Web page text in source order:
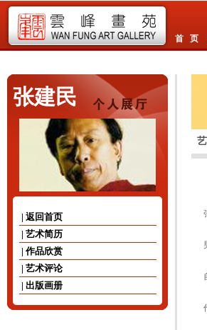
首 页
张建民
| 返回首页
| 艺术简历
| 作品欣赏
| 艺术评论
| 出版画册